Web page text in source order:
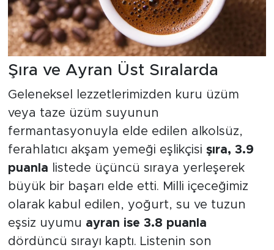
Şıra ve Ayran Üst Sıralarda
Geleneksel lezzetlerimizden kuru üzüm
veya taze üzüm suyunun
fermantasyonuyla elde edilen alkolsüz,
ferahlatıcı akşam yemeği eşlikçisi şıra, 3.9
puanla listede üçüncü sıraya yerleşerek
büyük bir başarı elde etti. Milli içeceğimiz
olarak kabul edilen, yoğurt, su ve tuzun
eşsiz uyumu ayran ise 3.8 puanla
dördüncü sırayı kaptı. Listenin son